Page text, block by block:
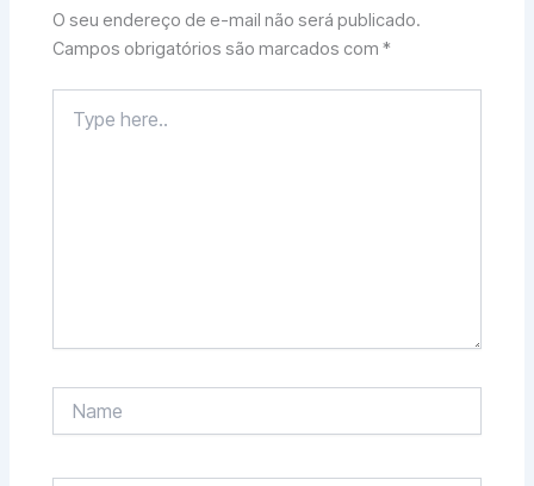
O seu endereço de e-mail não será publicado.
Campos obrigatórios são marcados com*
here..